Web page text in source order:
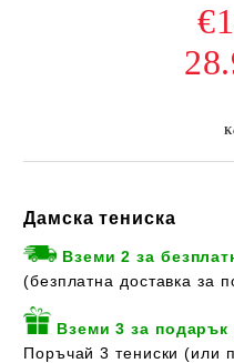
Дамска тениска
Вземи 2 за
(безплатна доставка за
Вземи 3 за подарък
Поръчай 3 тениски (или